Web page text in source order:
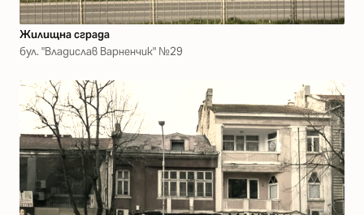
Жилищна сграда
бул. "Владислав Варненчик" №29